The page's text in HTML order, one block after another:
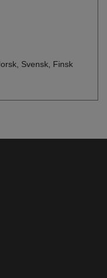
Svensk, Finsk